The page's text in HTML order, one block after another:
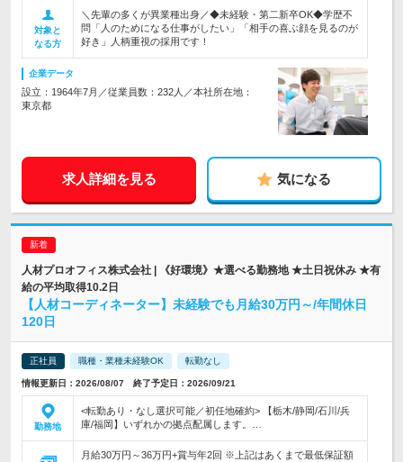
対象と
なる方
＼先輩の多くが異業種出身／◆未経験・第二新卒OK◆学歴不
問「人のためになる仕事がしたい」「相手の喜ぶ顔を見るのが
好き」人柄重視の採用です！
企業データ
設立：1964年7月／従業員数：232人／本社所在地：
東京都
求人詳細を見る 気になる
人材プロオフィス株式会社 | 《好環境》★選べる勤務地 ★土日祝休み ★有
給の平均取得10.2日
【人材コーディネーター】未経験でも月給30万円～/年間休日
120日
正社員 職種・業種未経験OK 転勤なし
情報更新日：2026/08/07 終了予定日：2026/09/21
勤務地
<転勤あり・なし選択可能／初任地確約> 【栃木/静岡/石川/兵
庫/福岡】いずれかの拠点配属します。…
月給30万円～36万円+賞与年2回 ※上記はあくまで最低保証額